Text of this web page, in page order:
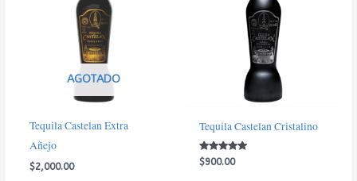
AGOTADO
Tequila Castelan Extra
Añejo
$2,000.00
Tequila Castelan Cristalino
Valorado con
5.00
$900.00